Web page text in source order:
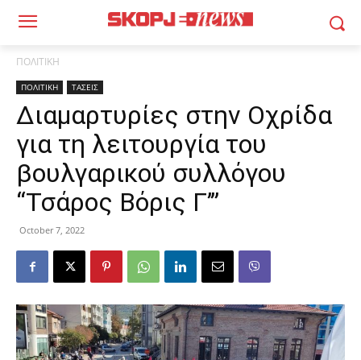
ΠΟΛΙΤΙΚΗ
ΠΟΛΙΤΙΚΗ ΤΑΣΕΙΣ
Διαμαρτυρίες στην Οχρίδα
για τη λειτουργία του
βουλγαρικού συλλόγου
“Τσάρος Βόρις Γ’”
October 7, 2022